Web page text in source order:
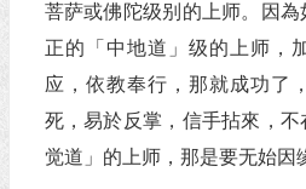
菩萨或佛陀级别的上师。因
正的「中地道」级的上师，
应，依教奉行，那就成功了
死，易於反掌，信手拈來，
觉道」的上师，那是要无始因